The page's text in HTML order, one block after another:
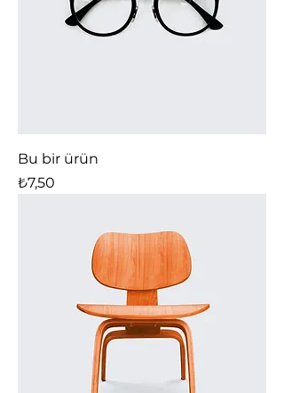
Bu bir ürün
Fiyat
₺7,50